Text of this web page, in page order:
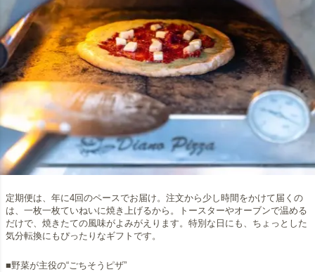
定期便は、年に4回のペースでお届け。注文から少し時間をかけて届くの
は、一枚一枚ていねいに焼き上げるから。トースターやオーブンで温める
だけで、焼きたての風味がよみがえります。特別な日にも、ちょっとした
気分転換にもぴったりなギフトです。
■野菜が主役の“ごちそうピザ”